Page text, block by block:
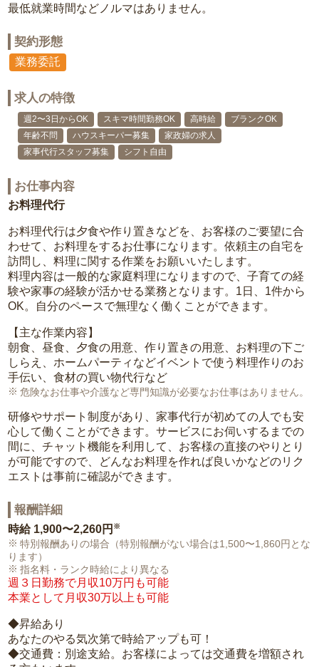
最低就業時間などノルマはありません。
契約形態
業務委託
求人の特徴
週2〜3日からOK スキマ時間勤務OK 高時給
ブランクOK
年齢不問
ハウスキーパー募集
家政婦の求人
家事代行スタッフ募集
シフト自由
お仕事内容
お料理代行
お料理代行は夕食や作り置きなどを、お客様のご要望に合
わせて、お料理をするお仕事になります。依頼主の自宅を
訪問し、料理に関する作業をお願いいたします。
料理内容は一般的な家庭料理になりますので、子育ての経
験や家事の経験が活かせる業務となります。1日、1件から
OK。自分のペースで無理なく働くことができます。
【主な作業内容】
朝食、昼食、夕食の用意、作り置きの用意、お料理の下ご
しらえ、ホームパーティなどイベントで使う料理作りのお
手伝い、食材の買い物代行など
危険なお仕事や介護など専門知識が必要なお仕事はありません。
研修やサポート制度があり、家事代行が初めての人でも安
心して働くことができます。サービスにお伺いするまでの
間に、チャット機能を利用して、お客様の直接のやりとり
が可能ですので、どんなお料理を作れば良いかなどのリク
エストは事前に確認ができます。
報酬詳細
時給 1,900〜2,260円 ※
特別報酬ありの場合（特別報酬がない場合は1,500〜1,860円とな
ります）
指名料・ランク時給により異なる
週３日勤務で月収10万円も可能
本業として月収30万以上も可能
◆昇給あり
あなたのやる気次第で時給アップも可！
◆交通費：別途支給。お客様によっては交通費を増額され